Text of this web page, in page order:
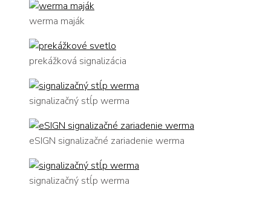
werma maják
prekážková signalizácia
signalizačný stĺp werma
eSIGN signalizačné zariadenie werma
signalizačný stĺp werma